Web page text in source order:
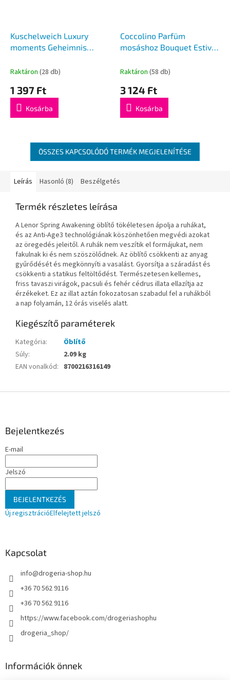
Kuschelweich Luxury
moments Geheimnis
Raktáron (28 db)
1 397 Ft
Kosárba
Coccolino Parfüm
mosáshoz Bouquet Estivo
Raktáron (58 db)
3 124 Ft
Kosárba
ÖSSZES KAPCSOLÓDÓ TERMÉK MEGJELENÍTÉSE
Leírás Hasonló (8) Beszélgetés
Termék részletes leírása
A Lenor Spring Awakening öblítő tökéletesen ápolja a ruhákat,
és az Anti-Age3 technológiának köszönhetően megvédi azokat
az öregedés jeleitől. A ruhák nem veszítik el formájukat, nem
fakulnak ki és nem szöszölődnek. Az öblítő csökkenti az anyag
gyűrődését és megkönnyíti a vasalást. Gyorsítja a száradást és
csökkenti a statikus feltöltődést. Természetesen kellemes,
friss tavaszi virágok, pacsuli és fehér cédrus illata ellazítja az
érzékeket. Ez az illat aztán fokozatosan szabadul fel a ruhákból
a nap folyamán, 12 órás viselés alatt.
Kiegészítő paraméterek
Kategória:
Öblítő
Súly:
2.09 kg
EAN vonalkód: 8700216316149
Bejelentkezés
E-mail
Jelszó
BEJELENTKEZÉS
Új regisztrációElfelejtett jelszó
Kapcsolat
info@drogeria-shop.hu
+36 70 562 9116
+36 70 562 9116
https://www.facebook.com/drogeriashophu
drogeria_shop/
Információk önnek